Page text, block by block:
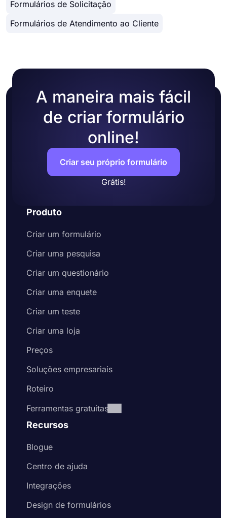
Integração com aplicativos de terceiros.
Dando acesso fácil ao seu formulário através de
formulário de solicitação como desejar. Do
modelo de formulário de solicitação de
Formulários de Solicitação
Formulários de Atendimento ao Cliente
A maneira mais fácil
de criar formulário
online!
Criar seu próprio formulário
Grátis!
Produto
Criar um formulário
Criar uma pesquisa
Criar um questionário
Criar uma enquete
Criar um teste
Criar uma loja
Preços
Soluções empresariais
Roteiro
Ferramentas gratuitas
Recursos
Blogue
Centro de ajuda
Integrações
Design de formulários